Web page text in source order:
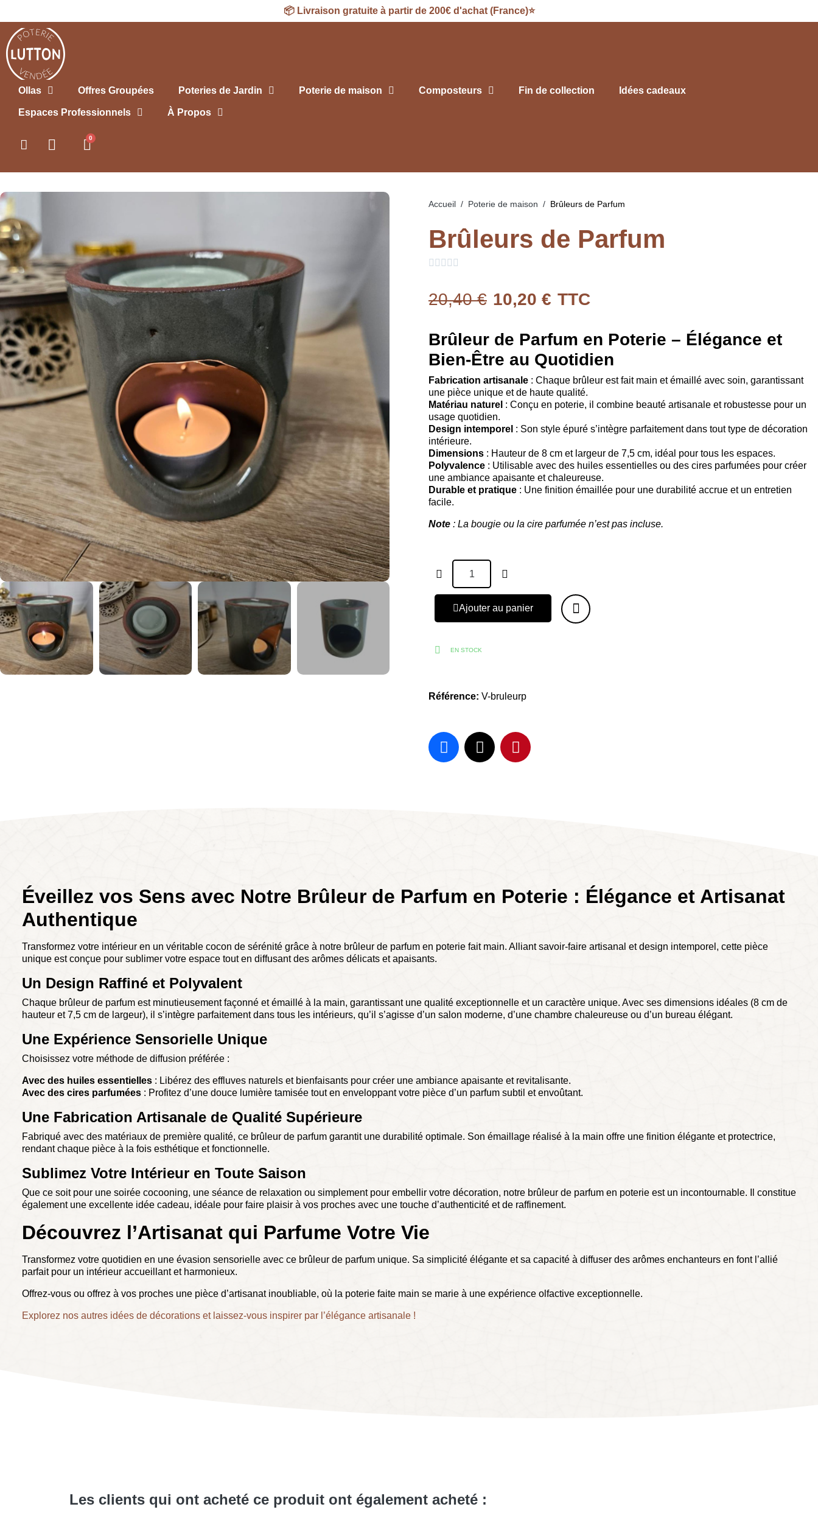
📦 Livraison gratuite à partir de 200€ d'achat (France)⭐
Ollas Offres Groupées Poteries de Jardin Poterie de maison Composteurs Fin de collection Idées cadeaux
Espaces Professionnels À Propos
Accueil Poterie de maison Brûleurs de Parfum
Brûleurs de Parfum
    
20,40 € 10,20 € TTC
Brûleur de Parfum en Poterie – Élégance et
Bien-Être au Quotidien
Fabrication artisanale : Chaque brûleur est fait main et émaillé avec soin, garantissant
une pièce unique et de haute qualité.
Matériau naturel : Conçu en poterie, il combine beauté artisanale et robustesse pour un
usage quotidien.
Design intemporel : Son style épuré s’intègre parfaitement dans tout type de décoration
intérieure.
Dimensions : Hauteur de 8 cm et largeur de 7,5 cm, idéal pour tous les espaces.
Polyvalence : Utilisable avec des huiles essentielles ou des cires parfumées pour créer
une ambiance apaisante et chaleureuse.
Durable et pratique : Une finition émaillée pour une durabilité accrue et un entretien
facile.
Note : La bougie ou la cire parfumée n’est pas incluse.
Ajouter au panier
EN STOCK
Référence V-bruleurp
Éveillez vos Sens avec Notre Brûleur de Parfum en Poterie : Élégance et Artisanat
Authentique
Transformez votre intérieur en un véritable cocon de sérénité grâce à notre brûleur de parfum en poterie fait main. Alliant savoir-faire artisanal et design intemporel, cette pièce
unique est conçue pour sublimer votre espace tout en diffusant des arômes délicats et apaisants.
Un Design Raffiné et Polyvalent
Chaque brûleur de parfum est minutieusement façonné et émaillé à la main, garantissant une qualité exceptionnelle et un caractère unique. Avec ses dimensions idéales (8 cm de
hauteur et 7,5 cm de largeur), il s’intègre parfaitement dans tous les intérieurs, qu’il s’agisse d’un salon moderne, d’une chambre chaleureuse ou d’un bureau élégant.
Une Expérience Sensorielle Unique
Choisissez votre méthode de diffusion préférée :
Avec des huiles essentielles : Libérez des effluves naturels et bienfaisants pour créer une ambiance apaisante et revitalisante.
Avec des cires parfumées : Profitez d’une douce lumière tamisée tout en enveloppant votre pièce d’un parfum subtil et envoûtant.
Une Fabrication Artisanale de Qualité Supérieure
Fabriqué avec des matériaux de première qualité, ce brûleur de parfum garantit une durabilité optimale. Son émaillage réalisé à la main offre une finition élégante et protectrice,
rendant chaque pièce à la fois esthétique et fonctionnelle.
Sublimez Votre Intérieur en Toute Saison
Que ce soit pour une soirée cocooning, une séance de relaxation ou simplement pour embellir votre décoration, notre brûleur de parfum en poterie est un incontournable. Il constitue
également une excellente idée cadeau, idéale pour faire plaisir à vos proches avec une touche d’authenticité et de raffinement.
Découvrez l’Artisanat qui Parfume Votre Vie
Transformez votre quotidien en une évasion sensorielle avec ce brûleur de parfum unique. Sa simplicité élégante et sa capacité à diffuser des arômes enchanteurs en font l’allié
parfait pour un intérieur accueillant et harmonieux.
Offrez-vous ou offrez à vos proches une pièce d’artisanat inoubliable, où la poterie faite main se marie à une expérience olfactive exceptionnelle.
Explorez nos autres idées de décorations et laissez-vous inspirer par l’élégance artisanale !
Les clients qui ont acheté ce produit ont également acheté :